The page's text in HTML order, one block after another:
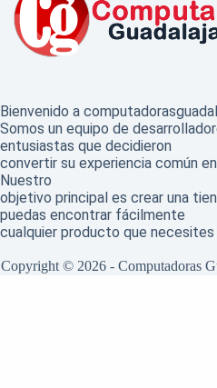
Bienvenido a
Somos un equipo de
entusiastas que decidieron
convertir su experiencia común
Nuestro
objetivo principal es crear una
puedas encontrar fácilmente
cualquier producto que necesites
Copyright © 2026 - Computadoras